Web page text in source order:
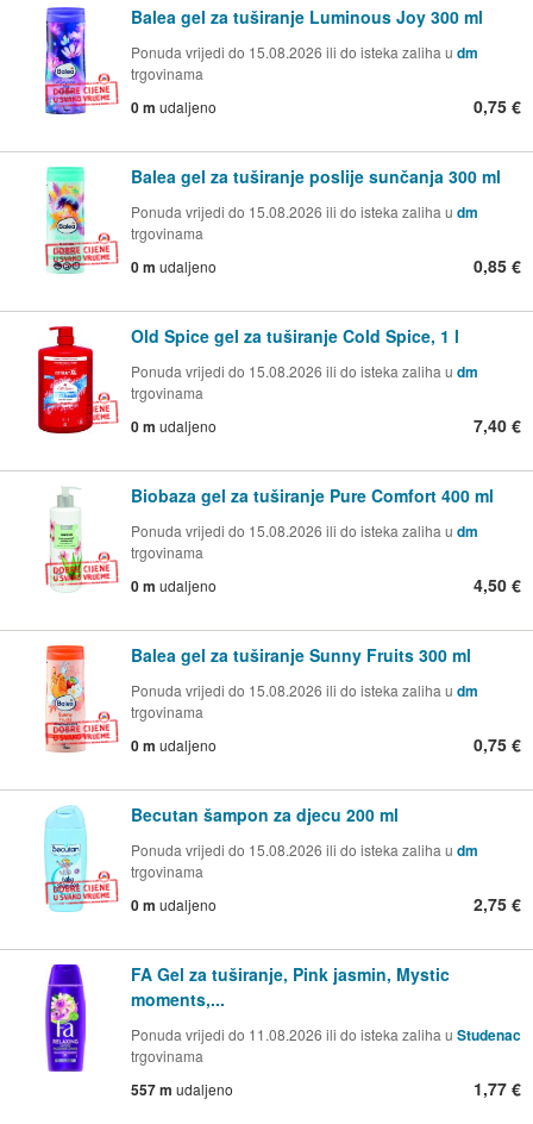
Balea gel za tuširanje Luminous Joy 300 ml
Ponuda vrijedi do 15.08.2026 ili do isteka zaliha u dm
trgovinama
0 m udaljeno 0,75 €
Balea gel za tuširanje poslije sunčanja 300 ml
Ponuda vrijedi do 15.08.2026 ili do isteka zaliha u dm
trgovinama
0 m udaljeno 0,85 €
Old Spice gel za tuširanje Cold Spice, 1 l
Ponuda vrijedi do 15.08.2026 ili do isteka zaliha u dm
trgovinama
0 m udaljeno 7,40 €
Biobaza gel za tuširanje Pure Comfort 400 ml
Ponuda vrijedi do 15.08.2026 ili do isteka zaliha u dm
trgovinama
0 m udaljeno 4,50 €
Balea gel za tuširanje Sunny Fruits 300 ml
Ponuda vrijedi do 15.08.2026 ili do isteka zaliha u dm
trgovinama
0 m udaljeno 0,75 €
Becutan šampon za djecu 200 ml
Ponuda vrijedi do 15.08.2026 ili do isteka zaliha u dm
trgovinama
0 m udaljeno 2,75 €
FA Gel za tuširanje, Pink jasmin, Mystic
moments,...
Ponuda vrijedi do 11.08.2026 ili do isteka zaliha u Studenac
trgovinama
557 m udaljeno 1,77 €